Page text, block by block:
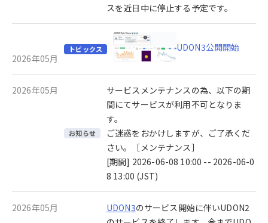
スを近日中に停止する予定です。
2026年05月
トピックス UDON3公開開始
2026年05月
お知らせ
サービスメンテナンスの為、以下の期
間にてサービスが利用不可となりま
す。
ご迷惑をおかけしますが、ご了承くだ
さい。［メンテナンス］
[期間] 2026-06-08 10:00 -- 2026-06-0
8 13:00 (JST)
2026年05月 UDON3のサービス開始に伴いUDON2